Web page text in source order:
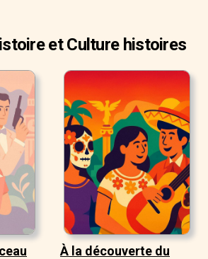
et Culture histoires
À la découverte du